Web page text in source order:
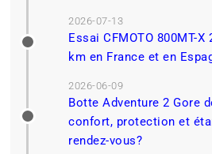
2026-07-13
Essai CFMOTO 800MT-X
km en France et en
2026-06-09
Botte Adventure 2 Gore
confort, protection et
rendez-vous?